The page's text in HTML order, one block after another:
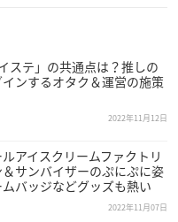
に、コラボルームも登
ステ」の共通点は？推しの
ンするオタク＆運営の施策
2022年11月12日
アイスクリームファクトリ
サンバイザーのぷにぷに姿
バッジなどグッズも熱い
2022年11月07日